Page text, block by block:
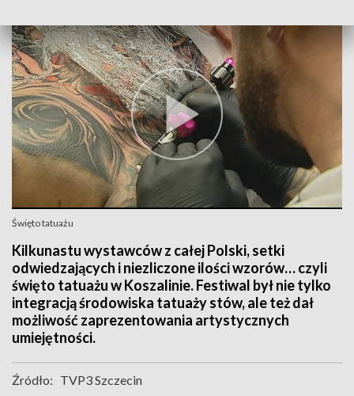
Święto tatuażu
Kilkunastu wystawców z całej Polski, setki
odwiedzających i niezliczone ilości wzorów… czyli
święto tatuażu w Koszalinie. Festiwal był nie tylko
integracją środowiska tatuaży stów, ale też dał
możliwość zaprezentowania artystycznych
umiejętności.
Źródło: TVP3 Szczecin